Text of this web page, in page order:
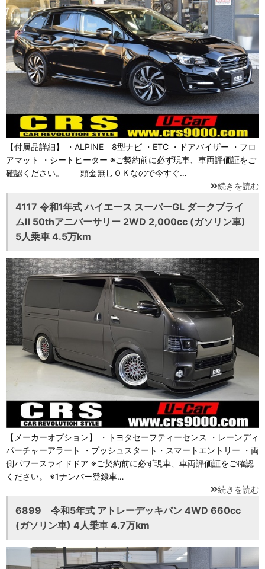
【付属品詳細】 ・ALPINE 8型ナビ ・ETC ・ドアバイザー ・フロ
アマット ・シートヒーター ※ご契約前に必ず現車、車両評価証をご
確認ください。 頭金無しＯＫなので今すぐ…
続きを読む
4117 令和1年式 ハイエース スーパーGL ダークプライ
ムⅡ 50thアニバーサリー 2WD 2,000cc (ガソリン車)
5人乗車 4.5万km
【メーカーオプション】 ・トヨタセーフティーセンス ・レーンディ
パーチャーアラート ・プッシュスタート・スマートエントリー ・両
側パワースライドドア ※ご契約前に必ず現車、車両評価証をご確認
ください。 ※1ナンバー登録車…
続きを読む
6899 令和5年式 アトレーデッキバン 4WD 660cc
(ガソリン車) 4人乗車 4.7万km